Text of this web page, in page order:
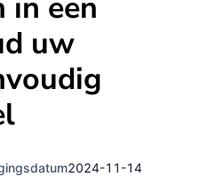
uw
2024-11-14